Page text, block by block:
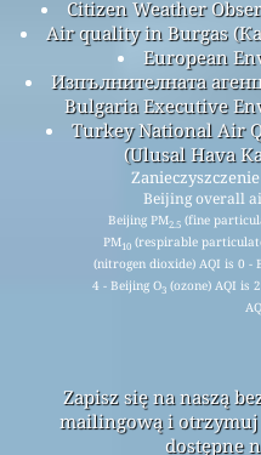
Citizen Weather
Air quality in Burgas
European
Изпълнителната
Bulgaria Executive
Turkey National Air
(Ulusal Hava
Beijing overall
Beijing PM2.5(fine
PM10 (respirable
(nitrogen dioxide) AQI is 0 -
4 - Beijing O3 (ozone) AQI is
Zapisz się na naszą
mailingową i otrzymuj
dostępne